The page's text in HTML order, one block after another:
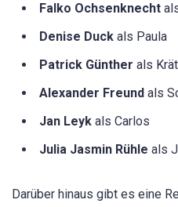
Falko Ochsenknecht
Denise Duck als Paula
Patrick Günther als
Alexander Freund als
Jan Leyk als Carlos
Julia Jasmin Rühle als
Darüber hinaus gibt es eine